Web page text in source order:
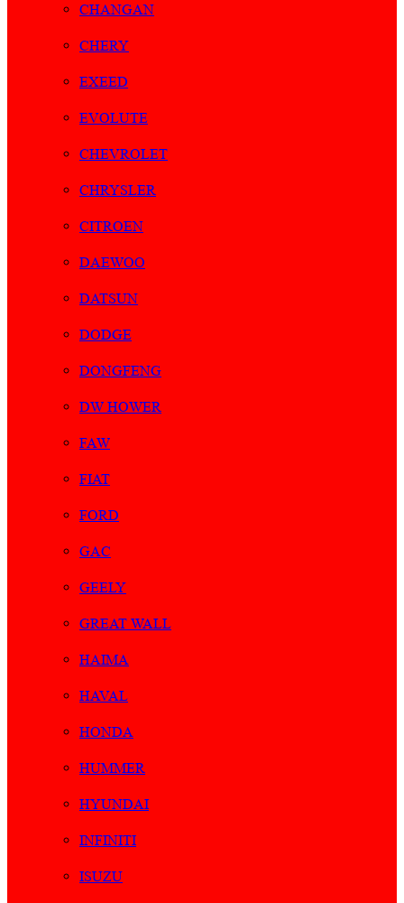
CHANGAN
CHERY
EXEED
EVOLUTE
CHEVROLET
CHRYSLER
CITROEN
DAEWOO
DATSUN
DODGE
DONGFENG
DW HOWER
FAW
FIAT
FORD
GAC
GEELY
GREAT WALL
HAIMA
HAVAL
HONDA
HUMMER
HYUNDAI
INFINITI
ISUZU